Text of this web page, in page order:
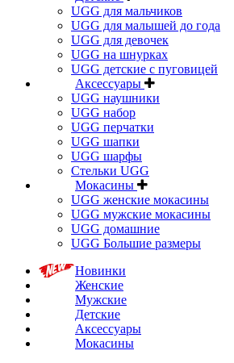
UGG для мальчиков
UGG для малышей до года
UGG для девочек
UGG на шнурках
UGG детские с пуговицей
Аксессуары
UGG наушники
UGG набор
UGG перчатки
UGG шапки
UGG шарфы
Стельки UGG
Мокасины
UGG женские мокасины
UGG мужские мокасины
UGG домашние
UGG Большие размеры
Новинки
Женские
Мужские
Детские
Аксессуары
Мокасины